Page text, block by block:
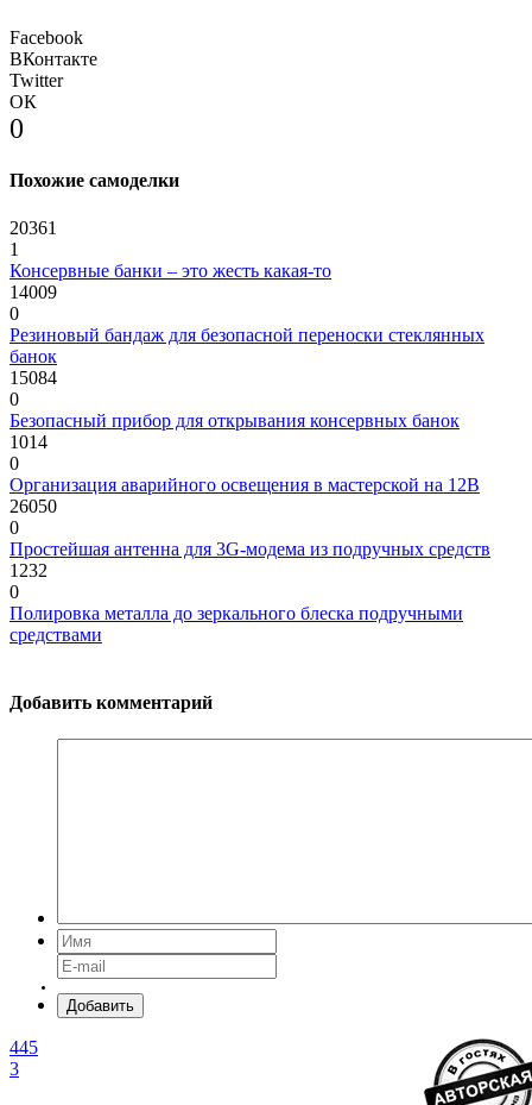
Facebook
ВКонтакте
Twitter
ОК
0
Похожие самоделки
20361
1
Консервные банки – это жесть какая-то
14009
0
Резиновый бандаж для безопасной переноски стеклянных
банок
15084
0
Безопасный прибор для открывания консервных банок
1014
0
Организация аварийного освещения в мастерской на 12В
26050
0
Простейшая антенна для 3G-модема из подручных средств
1232
0
Полировка металла до зеркального блеска подручными
средствами
Добавить комментарий
Добавить
445
3